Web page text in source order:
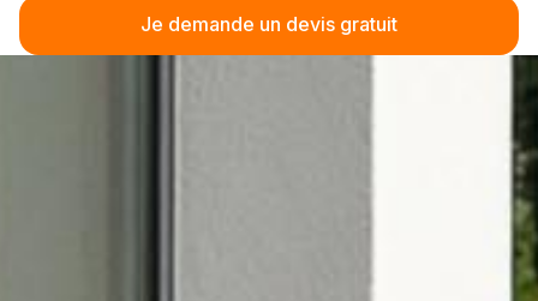
Je demande un devis gratuit